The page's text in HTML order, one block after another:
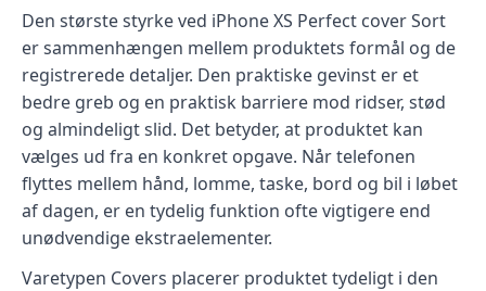
Den største styrke ved iPhone XS Perfect cover Sort
er sammenhængen mellem produktets formål og de
registrerede detaljer. Den praktiske gevinst er et
bedre greb og en praktisk barriere mod ridser, stød
og almindeligt slid. Det betyder, at produktet kan
vælges ud fra en konkret opgave. Når telefonen
flyttes mellem hånd, lomme, taske, bord og bil i løbet
af dagen, er en tydelig funktion ofte vigtigere end
unødvendige ekstraelementer.
Varetypen Covers placerer produktet tydeligt i den